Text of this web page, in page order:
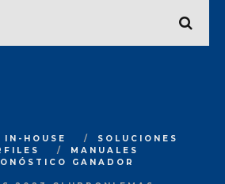
IN-HOUSE
SOLUCIONES
MANUALES
GANADOR